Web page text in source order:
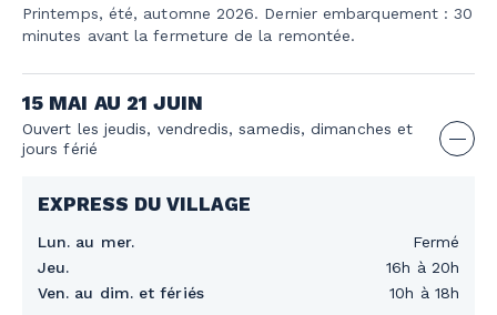
Printemps, été, automne 2026. Dernier embarquement : 30
minutes avant la fermeture de la remontée.
15 MAI AU 21 JUIN
Ouvert les jeudis, vendredis, samedis, dimanches et
jours férié
EXPRESS DU VILLAGE
Lun. au mer.
Fermé
Jeu.
16h à 20h
Ven. au dim. et fériés
10h à 18h